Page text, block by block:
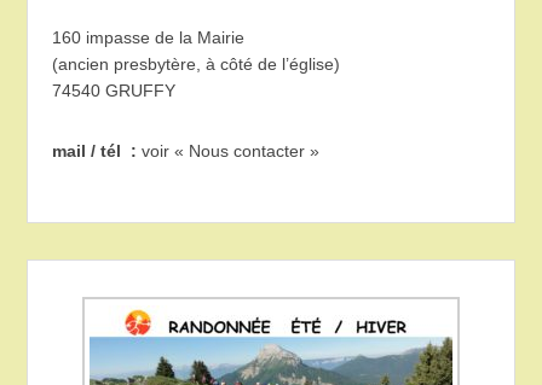
160 impasse de la Mairie
(ancien presbytère, à côté de l’église)
74540 GRUFFY
mail / tél :voir « Nous contacter »